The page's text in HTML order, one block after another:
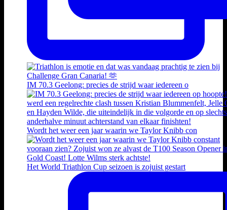
IM 70.3 Geelong: precies de strijd waar iedereen o
Wordt het weer een jaar waarin we Taylor Knibb con
Het World Triathlon Cup seizoen is zojuist gestart